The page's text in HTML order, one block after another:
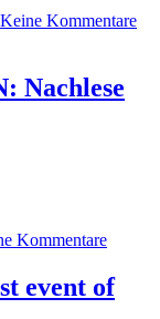
Keine Kommentare
Nachlese
Kommentare
event of